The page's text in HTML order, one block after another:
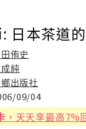
日本茶道
侑史
純
出版社
09/04
，天天享最高7%